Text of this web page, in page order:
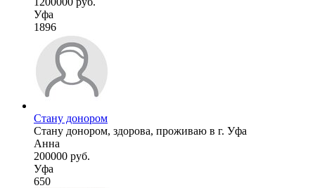
Уфа
1896
Стану донором
Стану донором, здорова, проживаю в г. Уфа
Анна
200000 руб.
Уфа
650